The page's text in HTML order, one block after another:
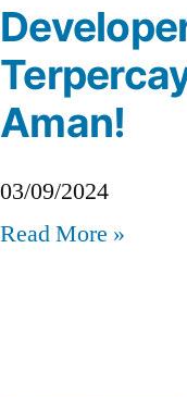
Aman!
03/09/2024
Read More »